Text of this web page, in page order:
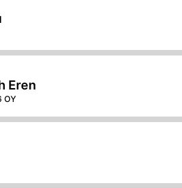
Eren
OY